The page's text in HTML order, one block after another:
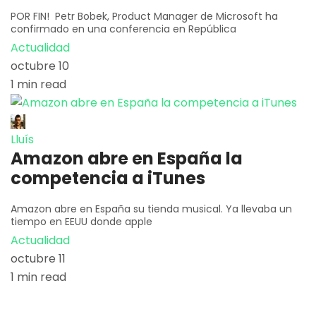
POR FIN! Petr Bobek, Product Manager de Microsoft ha
confirmado en una conferencia en República
Actualidad
octubre 10
1 min read
Lluís
Amazon abre en España la
competencia a iTunes
Amazon abre en España su tienda musical. Ya llevaba un
tiempo en EEUU donde apple
Actualidad
octubre 11
1 min read